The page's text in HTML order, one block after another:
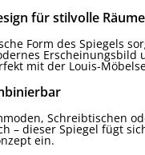
für stilvolle Räume
Form des Spiegels
Erscheinungsbild
mit der Louis-
Schreibtischen
– dieser Spiegel fügt
ein.